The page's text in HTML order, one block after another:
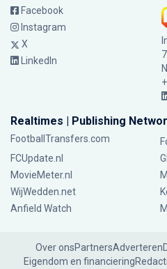
Facebook
Instagram
X
LinkedIn
Realtimes | Publishing
FootballTransfers.com
FCUpdate.nl
MovieMeter.nl
WijWedden.net
Anfield Watch
Over onsPartnersAdverteren
Eigendom en financiering